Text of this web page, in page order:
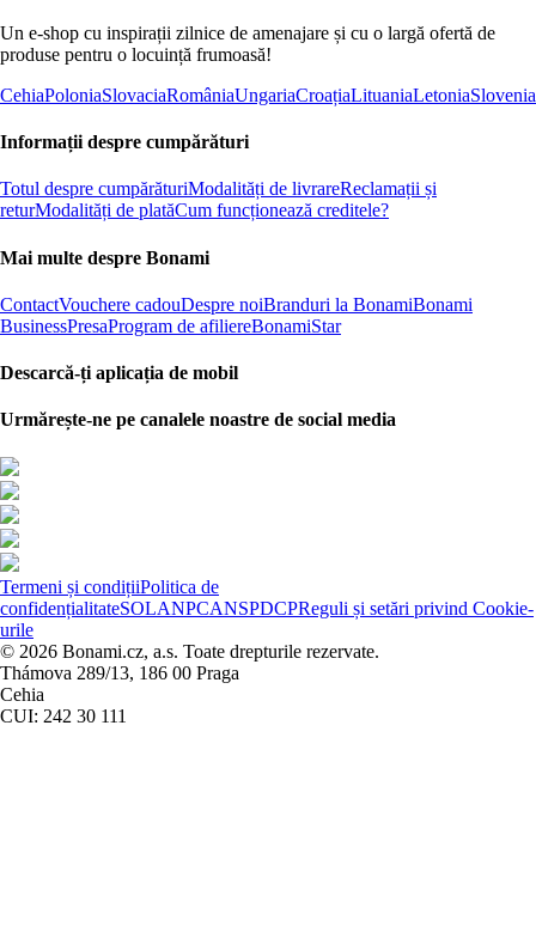
Un e-shop cu inspirații zilnice de amenajare și cu o largă ofertă de
produse pentru o locuință frumoasă!
CehiaPoloniaSlovaciaRomâniaUngariaCroațiaLituaniaLetoniaSlovenia
Informații despre cumpărături
Totul despre cumpărăturiModalități de livrareReclamații și
returModalități de platăCum funcționează creditele?
Mai multe despre Bonami
ContactVouchere cadouDespre noiBranduri la BonamiBonami
BusinessPresaProgram de afiliereBonamiStar
Descarcă-ți aplicația de mobil
Urmărește-ne pe canalele noastre de social media
Termeni și condițiiPolitica de
confidențialitateSOLANPCANSPDCPReguli și setări privind Cookie-
urile
© 2026 Bonami.cz, a.s. Toate drepturile rezervate.
Thámova 289/13, 186 00 Praga
Cehia
CUI: 242 30 111